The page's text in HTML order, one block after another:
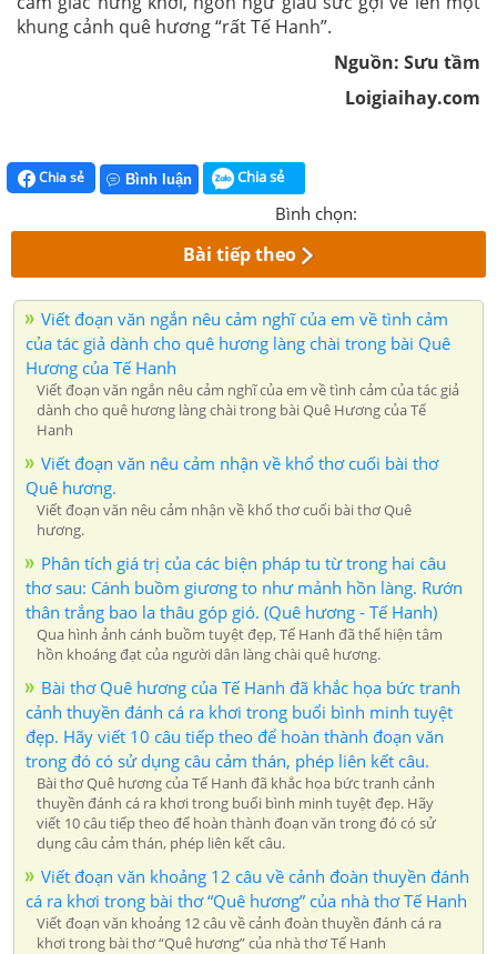
khung cảnh quê hương “rất Tế Hanh”.
Nguồn: Sưu tầm
Loigiaihay.com
Chia sẻ Bình luận Chia sẻ
Bình chọn:
Bài tiếp theo
Viết đoạn văn ngắn nêu cảm nghĩ của em về tình cảm
của tác giả dành cho quê hương làng chài trong bài Quê
Hương của Tế Hanh
Viết đoạn văn ngắn nêu cảm nghĩ của em về tình cảm của tác giả
dành cho quê hương làng chài trong bài Quê Hương của Tế
Hanh
Viết đoạn văn nêu cảm nhận về khổ thơ cuối bài thơ
Quê hương.
Viết đoạn văn nêu cảm nhận về khổ thơ cuối bài thơ Quê
hương.
Phân tích giá trị của các biện pháp tu từ trong hai câu
thơ sau: Cánh buồm giương to như mảnh hồn làng. Rướn
thân trắng bao la thâu góp gió. (Quê hương - Tế Hanh)
Qua hình ảnh cánh buồm tuyệt đẹp, Tế Hanh đã thể hiện tâm
hồn khoáng đạt của người dân làng chài quê hương.
Bài thơ Quê hương của Tế Hanh đã khắc họa bức tranh
cảnh thuyền đánh cá ra khơi trong buổi bình minh tuyệt
đẹp. Hãy viết 10 câu tiếp theo để hoàn thành đoạn văn
trong đó có sử dụng câu cảm thán, phép liên kết câu.
Bài thơ Quê hương của Tế Hanh đã khắc họa bức tranh cảnh
thuyền đánh cá ra khơi trong buổi bình minh tuyệt đẹp. Hãy
viết 10 câu tiếp theo để hoàn thành đoạn văn trong đó có sử
dụng câu cảm thán, phép liên kết câu.
Viết đoạn văn khoảng 12 câu về cảnh đoàn thuyền đánh
cá ra khơi trong bài thơ “Quê hương” của nhà thơ Tế Hanh
Viết đoạn văn khoảng 12 câu về cảnh đoàn thuyền đánh cá ra
khơi trong bài thơ “Quê hương” của nhà thơ Tế Hanh